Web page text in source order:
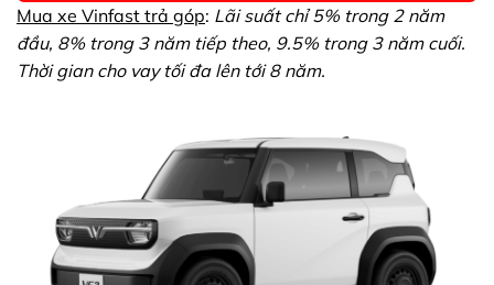
Mua xe Vinfast trả góp: Lãi suất chỉ 5% trong 2 năm
đầu, 8% trong 3 năm tiếp theo, 9.5% trong 3 năm cuối.
Thời gian cho vay tối đa lên tới 8 năm.